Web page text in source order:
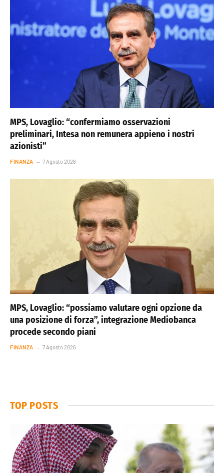
MPS, Lovaglio: “confermiamo osservazioni
preliminari, Intesa non remunera appieno i nostri
azionisti”
FINANZA 7 Agosto 2026
MPS, Lovaglio: “possiamo valutare ogni opzione da
una posizione di forza”, integrazione Mediobanca
procede secondo piani
FINANZA 7 Agosto 2026
TOP POSTS